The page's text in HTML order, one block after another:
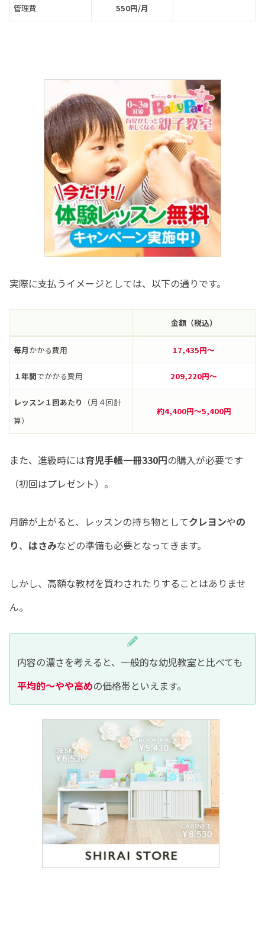
管理費 550円/月
実際に支払うイメージとしては、以下の通りです。
金額（税込）
毎月かかる費用 17,435円～
１年間でかかる費用 209,220円～
レッスン１回あたり
（月４回計
算）
約4,400円〜5,400円
また、進級時には育児手帳一冊330円の購入が必要です
（初回はプレゼント）。
月齢が上がると、レッスンの持ち物としてクレヨンやの
り、 はさみなどの準備も必要となってきます。
しかし、高額な教材を買わされたりすることはありませ
ん。
内容の濃さを考えると、一般的な幼児教室と比べても
平均的〜やや高めの価格帯といえます。